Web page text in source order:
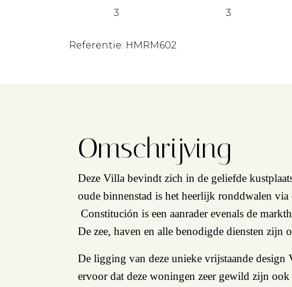
3 3
Referentie: HMRM602
Omschrijving
Deze Villa bevindt zich in de geliefde
oude binnenstad is het heerlijk ronddwalen via
Constitución is een aanrader evenals de
De zee, haven en alle benodigde diensten zijn
De ligging van deze unieke vrijstaande
ervoor dat deze woningen zeer gewild zijn